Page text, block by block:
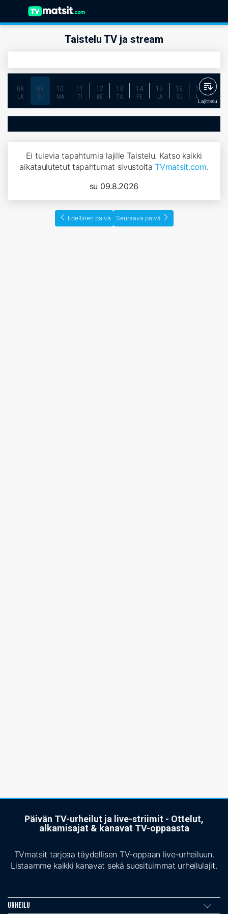
Taistelu TV ja stream
08
LA
09
SU
10
MA
11
TI
12
KE
13
TO
14
PE
15
LA
16
SU
17
MA
18
Lajittelu
Ei tulevia tapahtumia lajille Taistelu. Katso kaikki
aikataulutetut tapahtumat sivustoltaTVmatsit.com.
su 09.8.2026
Edellinen päivä Seuraava päivä
Päivän TV-urheilut ja live-striimit - Ottelut,
alkamisajat & kanavat TV-oppaasta
TVmatsit tarjoaa täydellisen TV-oppaan live-urheiluun.
Listaamme kaikki kanavat sekä suosituimmat urheilulajit.
Urheilu